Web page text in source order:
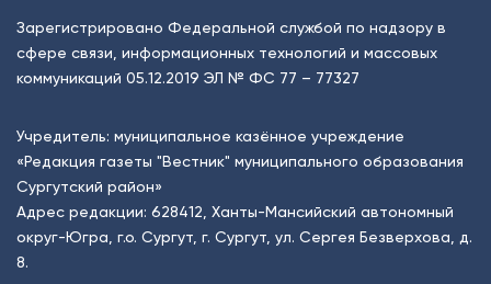
Зарегистрировано Федеральной службой по надзору в
сфере связи, информационных технологий и массовых
коммуникаций 05.12.2019 ЭЛ № ФС 77 – 77327
Учредитель: муниципальное казённое учреждение
«Редакция газеты "Вестник" муниципального образования
Сургутский район»
Адрес редакции: 628412, Ханты-Мансийский автономный
округ-Югра, г.о. Сургут, г. Сургут, ул. Сергея Безверхова, д.
8.